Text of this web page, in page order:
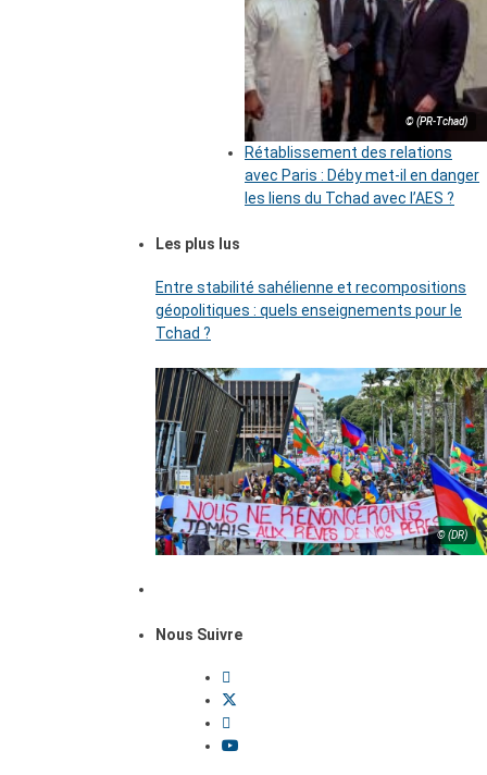
© (PR-Tchad)
Rétablissement des relations
avec Paris : Déby met-il en danger
les liens du Tchad avec l’AES ?
Les plus lus
Entre stabilité sahélienne et recompositions
géopolitiques : quels enseignements pour le
Tchad ?
© (DR)
Nous Suivre